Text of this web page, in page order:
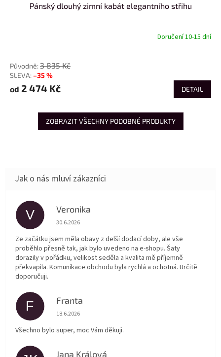
Pánský dlouhý zimní kabát elegantního střihu
Doručení 10-15 dní
3 835 Kč
–35 %
od 2 474 Kč DETAIL
ZOBRAZIT VŠECHNY PODOBNÉ PRODUKTY
V Veronika
Hodnocení obchodu je 5 z 5 hvězdiček.
30.6.2026
Ze začátku jsem měla obavy z delší dodací doby, ale vše
proběhlo přesně tak, jak bylo uvedeno na e-shopu. Šaty
dorazily v pořádku, velikost seděla a kvalita mě příjemně
překvapila. Komunikace obchodu byla rychlá a ochotná. Určitě
doporučuji.
F Franta
Hodnocení obchodu je 5 z 5 hvězdiček.
18.6.2026
Všechno bylo super, moc Vám děkuji.
Jana Králová